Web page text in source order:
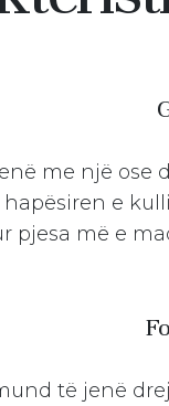
me një ose
e
pjesa më e
të jenë